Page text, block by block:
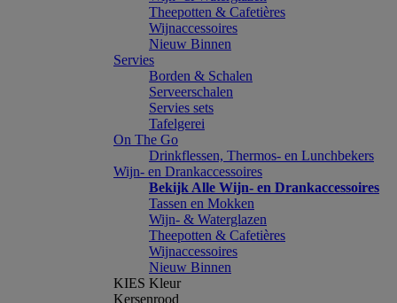
Theepotten & Cafetières
Wijnaccessoires
Nieuw Binnen
Servies
Borden & Schalen
Serveerschalen
Servies sets
Tafelgerei
On The Go
Drinkflessen, Thermos- en Lunchbekers
Wijn- en Drankaccessoires
Bekijk Alle Wijn- en Drankaccessoires
Tassen en Mokken
Wijn- & Waterglazen
Theepotten & Cafetières
Wijnaccessoires
Nieuw Binnen
KIES Kleur
Kersenrood